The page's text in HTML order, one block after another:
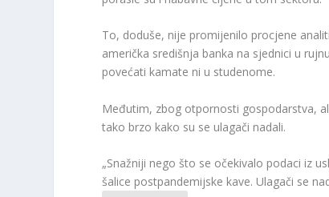
To, doduše, nije promijenilo procjene
američka središnja banka na sjednici u
povećati kamate ni u studenome.
Međutim, zbog otpornosti gospodarstva,
tako brzo kako su se ulagači nadali.
„Snažniji nego što se očekivalo podaci iz
šalice postpandemijske kave. Ulagači se